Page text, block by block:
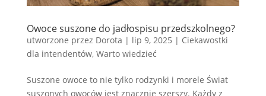
Owoce suszone do jadłospisu przedszkolnego?
utworzone przez Dorota | lip 9, 2025 | Ciekawostki
dla intendentów, Warto wiedzieć
Suszone owoce to nie tylko rodzynki i morele Świat
suszonych owoców jest znacznie szerszy. Każdy z